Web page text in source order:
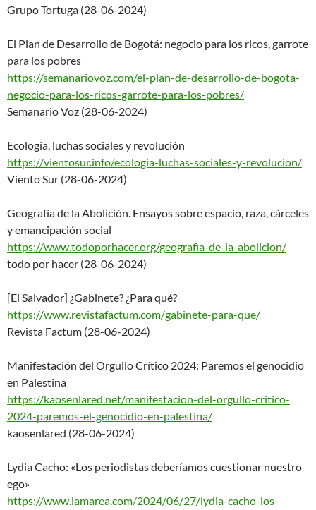
Grupo Tortuga (28-06-2024)
El Plan de Desarrollo de Bogotá: negocio para los ricos, garrote
para los pobres
https://semanariovoz.com/el-plan-de-desarrollo-de-bogota-
negocio-para-los-ricos-garrote-para-los-pobres/
Semanario Voz (28-06-2024)
Ecología, luchas sociales y revolución
https://vientosur.info/ecologia-luchas-sociales-y-revolucion/
Viento Sur (28-06-2024)
Geografía de la Abolición. Ensayos sobre espacio, raza, cárceles
y emancipación social
https://www.todoporhacer.org/geografia-de-la-abolicion/
todo por hacer (28-06-2024)
[El Salvador] ¿Gabinete? ¿Para qué?
https://www.revistafactum.com/gabinete-para-que/
Revista Factum (28-06-2024)
Manifestación del Orgullo Crítico 2024: Paremos el genocidio
en Palestina
https://kaosenlared.net/manifestacion-del-orgullo-critico-
2024-paremos-el-genocidio-en-palestina/
kaosenlared (28-06-2024)
Lydia Cacho: «Los periodistas deberíamos cuestionar nuestro
ego»
https://www.lamarea.com/2024/06/27/lydia-cacho-los-